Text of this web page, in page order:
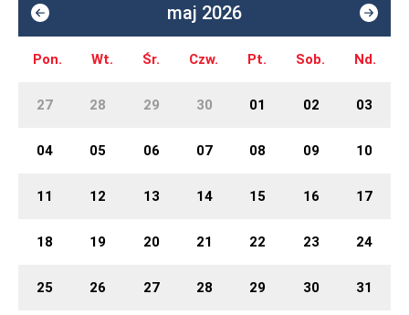
maj 2026
Pon. Wt. Śr. Czw. Pt. Sob. Nd.
27 28 29 30 01 02 03
04 05 06 07 08 09 10
11 12 13 14 15 16 17
18 19 20 21 22 23 24
25 26 27 28 29 30 31